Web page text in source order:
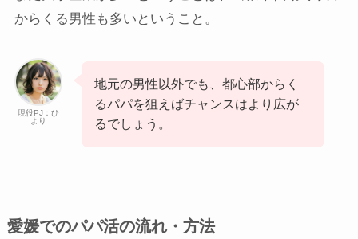
からくる男性も多いということ。
現役PJ：ひ
より
地元の男性以外でも、都心部からく
るパパを狙えばチャンスはより広が
るでしょう。
愛媛でのパパ活の流れ・方法